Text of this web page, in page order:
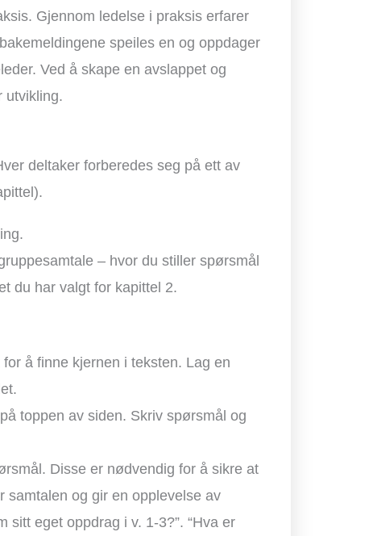
Gjennom ledelse i praksis erfarer
speiles en og oppdager
Ved å skape en avslappet og
utvikling.
deltaker forberedes seg på ett av
– hvor du stiller spørsmål
du har valgt for kapittel 2.
å finne kjernen i teksten. Lag en
toppen av siden. Skriv spørsmål og
Disse er nødvendig for å sikre at
samtalen og gir en opplevelse av
sitt eget oppdrag i v. 1-3?”. “Hva er